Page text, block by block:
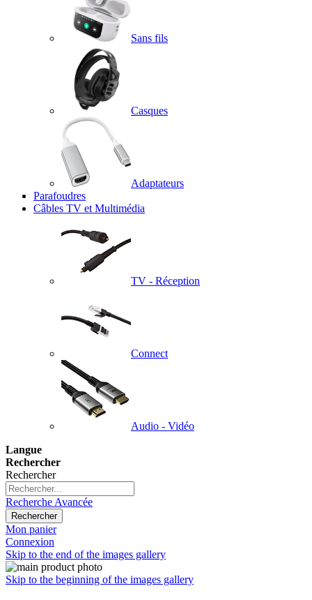
Sans fils
Casques
Adaptateurs
Parafoudres
Câbles TV et Multimédia
TV - Réception
Connect
Audio - Vidéo
Langue
Rechercher
Rechercher
Recherche Avancée
Rechercher
Mon panier
Connexion
Skip to the end of the images gallery
Skip to the beginning of the images gallery